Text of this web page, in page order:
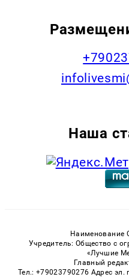
Наша
Наименование
Учредитель: Общество с
«Лучшие
Главный
Тел.: +79023790276 Адрес